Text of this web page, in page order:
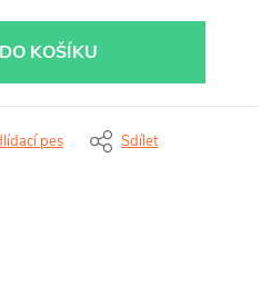
KOŠÍKU
pes Sdílet